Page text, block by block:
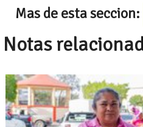
Mas de esta seccion:
Notas